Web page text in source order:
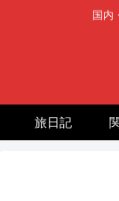
国内
旅日記